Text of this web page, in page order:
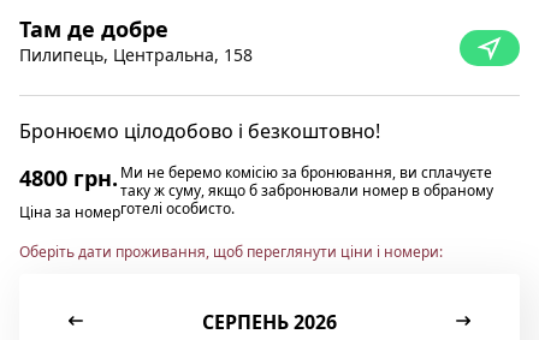
Там де добре
Пилипець, Центральна, 158
Бронюємо цілодобово і безкоштовно!
4800 грн.
Ціна за номер
Ми не беремо комісію за бронювання, ви сплачуєте
таку ж суму, якщо б забронювали номер в обраному
готелі особисто.
Оберіть дати проживання, щоб переглянути ціни і номери:
СЕРПЕНЬ 2026